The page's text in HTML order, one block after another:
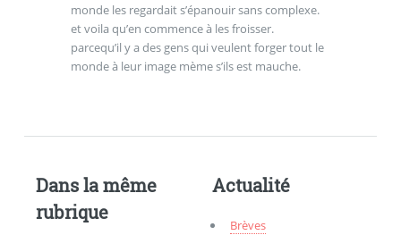
monde les regardait s’épanouir sans complexe.
et voila qu’en commence à les froisser.
parcequ’il y a des gens qui veulent forger tout le
monde à leur image mème s’ils est mauche.
Dans la même
rubrique
Actualité
Brèves